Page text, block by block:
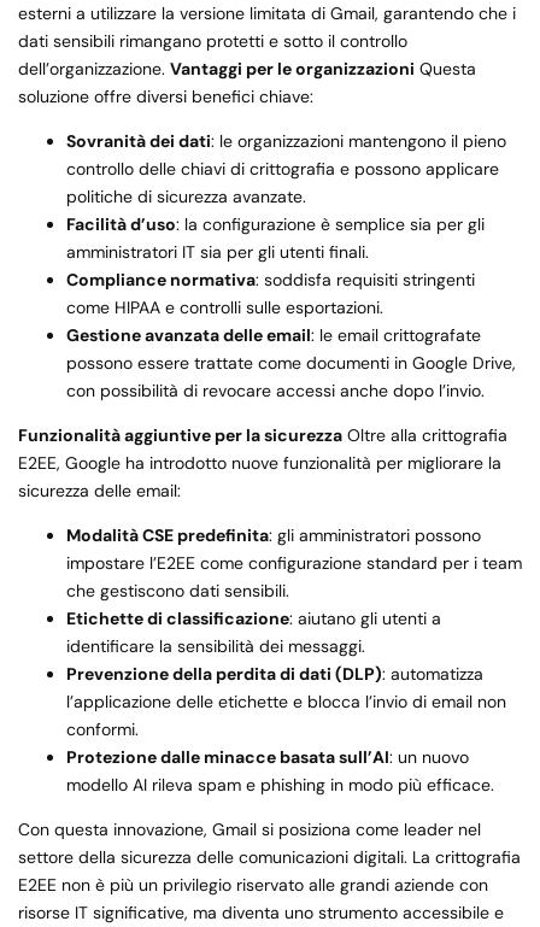
esterni a utilizzare la versione limitata di Gmail, garantendo che i
dati sensibili rimangano protetti e sotto il controllo
dell’organizzazione. Vantaggi per le organizzazioni Questa
soluzione offre diversi benefici chiave:
Sovranità dei dati: le organizzazioni mantengono il pieno
controllo delle chiavi di crittografia e possono applicare
politiche di sicurezza avanzate.
Facilità d’uso: la configurazione è semplice sia per gli
amministratori IT sia per gli utenti finali.
Compliance normativa: soddisfa requisiti stringenti
come HIPAA e controlli sulle esportazioni.
Gestione avanzata delle email: le email crittografate
possono essere trattate come documenti in Google Drive,
con possibilità di revocare accessi anche dopo l’invio.
Funzionalità aggiuntive per la sicurezza Oltre alla crittografia
E2EE, Google ha introdotto nuove funzionalità per migliorare la
sicurezza delle email:
Modalità CSE predefinita: gli amministratori possono
impostare l’E2EE come configurazione standard per i team
che gestiscono dati sensibili.
Etichette di classificazione: aiutano gli utenti a
identificare la sensibilità dei messaggi.
Prevenzione della perdita di dati (DLP): automatizza
l’applicazione delle etichette e blocca l’invio di email non
conformi.
Protezione dalle minacce basata sull’AI: un nuovo
modello AI rileva spam e phishing in modo più efficace.
Con questa innovazione, Gmail si posiziona come leader nel
settore della sicurezza delle comunicazioni digitali. La crittografia
E2EE non è più un privilegio riservato alle grandi aziende con
risorse IT significative, ma diventa uno strumento accessibile e